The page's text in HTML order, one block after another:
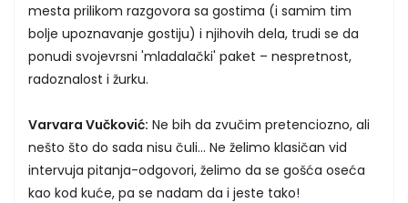
mesta prilikom razgovora sa gostima (i samim tim
bolje upoznavanje gostiju) i njihovih dela, trudi se da
ponudi svojevrsni 'mladalački' paket – nespretnost,
radoznalost i žurku.
Varvara Vučković: Ne bih da zvučim pretenciozno, ali
nešto što do sada nisu čuli... Ne želimo klasičan vid
intervuja pitanja-odgovori, želimo da se gošća oseća
kao kod kuće, pa se nadam da i jeste tako!